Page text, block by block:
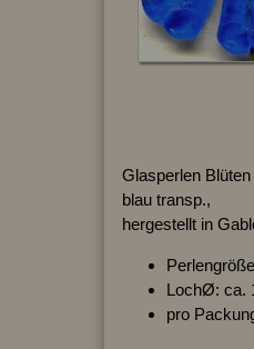
Glasperlen Blüten
blau transp.,
hergestellt in
LochØ: ca.
pro